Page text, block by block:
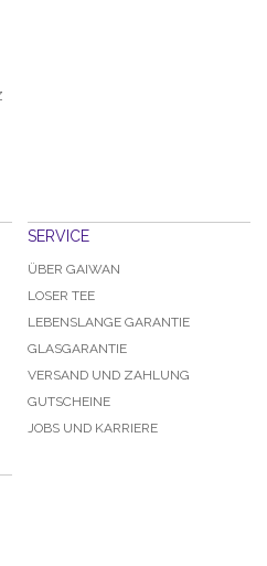
SERVICE
ÜBER GAIWAN
LOSER TEE
LEBENSLANGE GARANTIE
GLASGARANTIE
VERSAND UND ZAHLUNG
GUTSCHEINE
JOBS UND KARRIERE